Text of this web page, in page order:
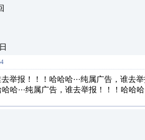
去举报！！！哈哈哈···纯属广告，谁去
哈···纯属广告，谁去举报！！！哈哈